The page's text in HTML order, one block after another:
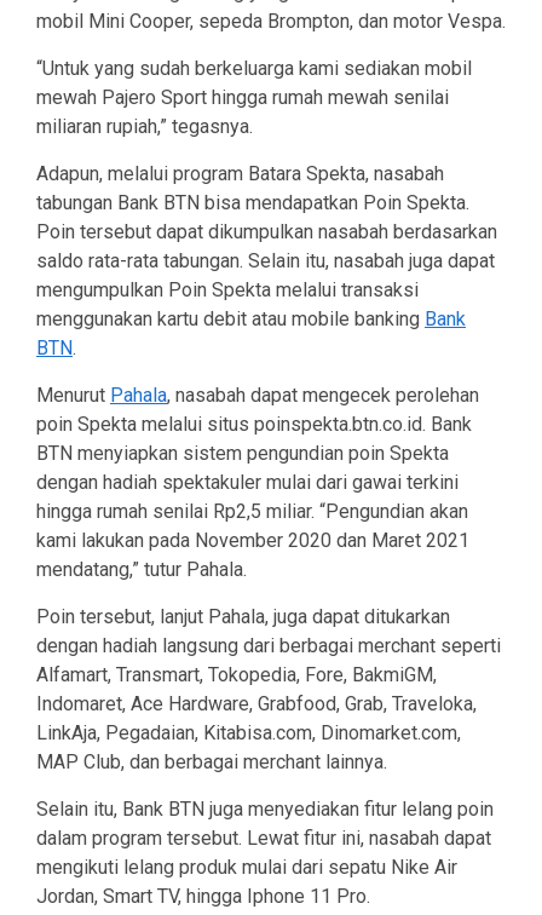
mobil Mini Cooper, sepeda Brompton, dan motor Vespa.
“Untuk yang sudah berkeluarga kami sediakan mobil
mewah Pajero Sport hingga rumah mewah senilai
miliaran rupiah,” tegasnya.
Adapun, melalui program Batara Spekta, nasabah
tabungan Bank BTN bisa mendapatkan Poin Spekta.
Poin tersebut dapat dikumpulkan nasabah berdasarkan
saldo rata-rata tabungan. Selain itu, nasabah juga dapat
mengumpulkan Poin Spekta melalui transaksi
menggunakan kartu debit atau mobile banking Bank
BTN.
Menurut Pahala, nasabah dapat mengecek perolehan
poin Spekta melalui situs poinspekta.btn.co.id. Bank
BTN menyiapkan sistem pengundian poin Spekta
dengan hadiah spektakuler mulai dari gawai terkini
hingga rumah senilai Rp2,5 miliar. “Pengundian akan
kami lakukan pada November 2020 dan Maret 2021
mendatang,” tutur Pahala.
Poin tersebut, lanjut Pahala, juga dapat ditukarkan
dengan hadiah langsung dari berbagai merchant seperti
Alfamart, Transmart, Tokopedia, Fore, BakmiGM,
Indomaret, Ace Hardware, Grabfood, Grab, Traveloka,
LinkAja, Pegadaian, Kitabisa.com, Dinomarket.com,
MAP Club, dan berbagai merchant lainnya.
Selain itu, Bank BTN juga menyediakan fitur lelang poin
dalam program tersebut. Lewat fitur ini, nasabah dapat
mengikuti lelang produk mulai dari sepatu Nike Air
Jordan, Smart TV, hingga Iphone 11 Pro.